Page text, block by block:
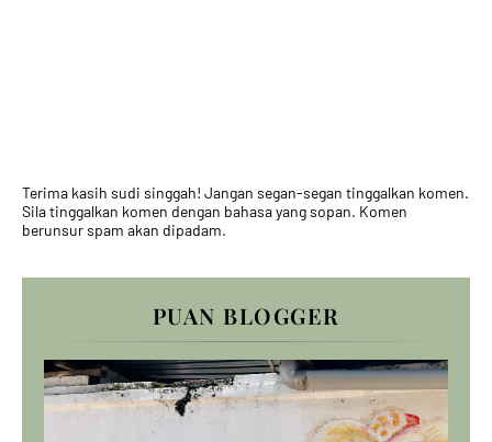
Terima kasih sudi singgah! Jangan segan-segan tinggalkan komen.
Sila tinggalkan komen dengan bahasa yang sopan. Komen
berunsur spam akan dipadam.
PUAN BLOGGER